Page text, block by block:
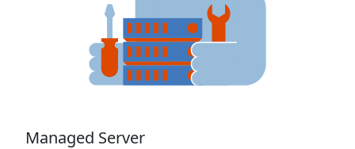
Managed Server